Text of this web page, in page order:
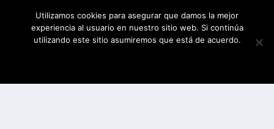
Utilizamos cookies para asegurar que damos la mejor
experiencia al usuario en nuestro sitio web. Si continúa
utilizando este sitio asumiremos que está de acuerdo.